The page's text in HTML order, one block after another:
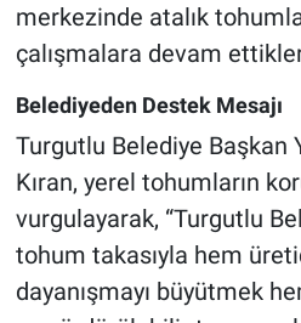
merkezinde atalık
çalışmalara devam
Belediyeden Destek Mesajı
Turgutlu Belediye Başkan
Kıran, yerel tohumların
vurgulayarak, “Turgutlu
tohum takasıyla hem
dayanışmayı büyütmek